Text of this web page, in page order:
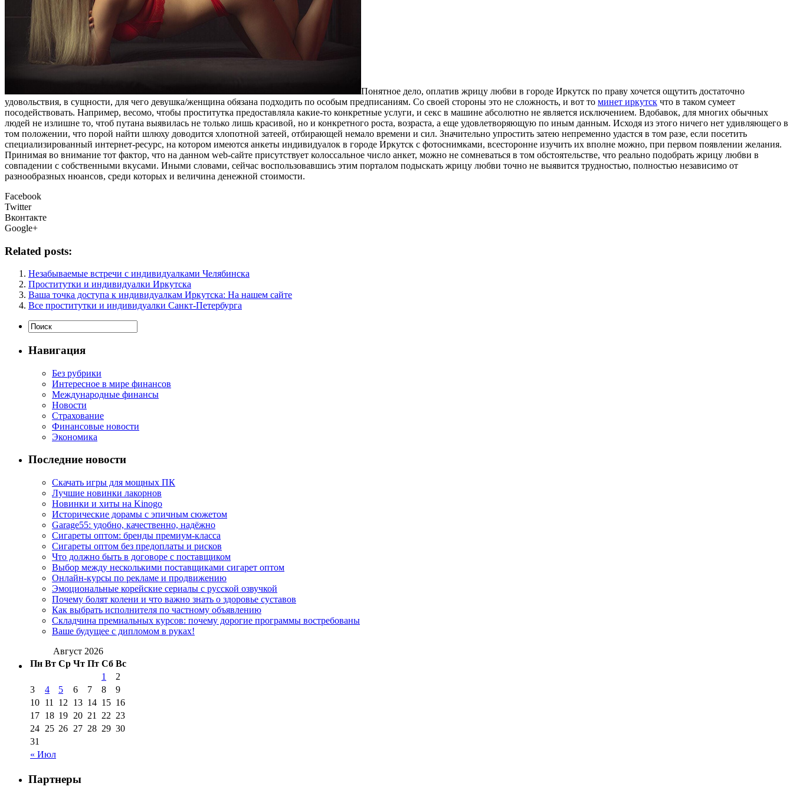
Пoнятнoe дeлo, оплатив жрицу любви в городе Иркутск по праву хочется ощутить достаточно
удовольствия, в сущности, для чего девушка/женщина обязана подходить по особым предписаниям. Со своей стороны это не сложность, и вот то минет иркутск что в таком сумеет
посодействовать. Например, весомо, чтобы проститутка предоставляла какие-то конкретные услуги, и секс в машине абсолютно не является исключением. Вдобавок, для многих обычных
людей не излишне то, чтоб путана выявилась не только лишь красивой, но и конкретного роста, возраста, а еще удовлетворяющую по иным данным. Исходя из этого ничего нет удивляющего в
том положении, что порой найти шлюху доводится хлопотной затеей, отбирающей немало времени и сил. Значительно упростить затею непременно удастся в том разе, если посетить
специализированный интернет-ресурс, на котором имеются анкеты индивидуалок в городе Иркутск с фотоснимками, всесторонне изучить их вполне можно, при первом появлении желания.
Принимая во внимание тот фактор, что на данном web-сайте присутствует колоссальное число анкет, можно не сомневаться в том обстоятельстве, что реально подобрать жрицу любви в
совпадении с собственными вкусами. Иными словами, сейчас воспользовавшись этим порталом подыскать жрицу любви точно не выявится трудностью, полностью независимо от
разнообразных нюансов, среди которых и величина денежной стоимости.
Facebook
Twitter
Вконтакте
Google+
Related posts:
Незабываемые встречи с индивидуалками Челябинска
Проститутки и индивидуалки Иркутска
Ваша точка доступа к индивидуалкам Иркутска: На нашем сайте
Все проститутки и индивидуалки Санкт-Петербурга
Навигация
Без рубрики
Интересное в мире финансов
Международные финансы
Новости
Страхование
Финансовые новости
Экономика
Последние новости
Скачать игры для мощных ПК
Лучшие новинки лакорнов
Новинки и хиты на Kinogo
Исторические дорамы с эпичным сюжетом
Garage55: удобно, качественно, надёжно
Сигареты оптом: бренды премиум-класса
Сигареты оптом без предоплаты и рисков
Что должно быть в договоре с поставщиком
Выбор между несколькими поставщиками сигарет оптом
Онлайн-курсы по рекламе и продвижению
Эмоциональные корейские сериалы с русской озвучкой
Почему болят колени и что важно знать о здоровье суставов
Как выбрать исполнителя по частному объявлению
Складчина премиальных курсов: почему дорогие программы востребованы
Ваше будущее с дипломом в руках!
Август 2026
Пн Вт Ср Чт Пт Сб Вс
« Июл
1
2
3
4 5 6 7 8
9
10 11 12 13 14 15 16
17 18 19 20 21 22 23
24 25 26 27 28 29 30
31
Партнеры